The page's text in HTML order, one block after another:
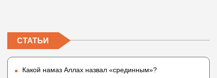
СТАТЬИ
Какой намаз Аллах назвал «срединным»?